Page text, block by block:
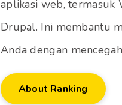
aplikasi web, termasuk
Drupal. Ini membantu
Anda dengan
About Ranking